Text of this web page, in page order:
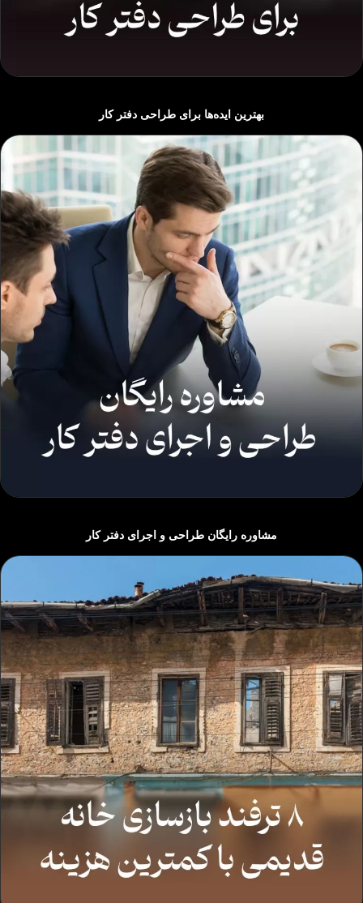
بهترین ایده‌ها برای طراحی دفتر کار
مشاوره رایگان طراحی و اجرای دفتر کار